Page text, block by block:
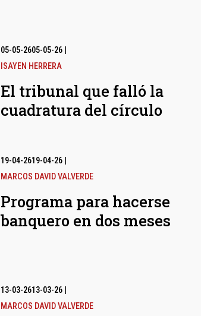
05-05-2605-05-26
ISAYEN HERRERA
El tribunal que falló la
cuadratura del círculo
19-04-2619-04-26
MARCOS DAVID VALVERDE
Programa para hacerse
banquero en dos meses
13-03-2613-03-26
MARCOS DAVID VALVERDE